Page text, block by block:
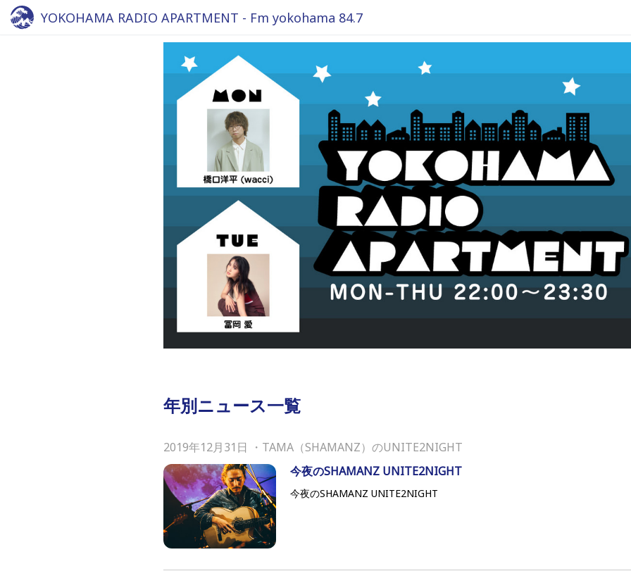
YOKOHAMA RADIO APARTMENT - Fm yokohama 84.7
年別ニュース一覧
2019年12月31日 ・ TAMA（SHAMANZ）のUNITE2NIGHT
今夜のSHAMANZ UNITE2NIGHT
今夜のSHAMANZ UNITE2NIGHT